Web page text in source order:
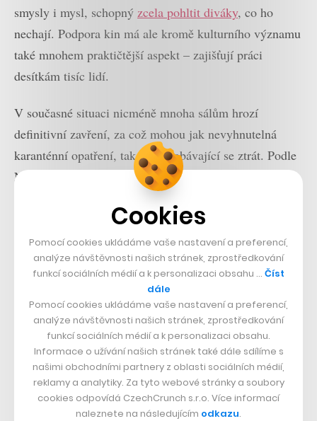
smysly i mysl, schopný zcela pohltit diváky, co ho
nechají. Podpora kin má ale kromě kulturního významu
také mnohem praktičtější aspekt – zajišťují práci
desítkám tisíc lidí.
V současné situaci nicméně mnoha sálům hrozí
definitivní zavření, za což mohou jak nevyhnutelná
karanténní opatření, tak studia obávající se ztrát. Podle
Nolana by se měla více zaměřit na oblasti, kde
uspěl, a místo pouhého vzhlížení k nejisté budoucnosti
nebo streamovacím službám se také pokusit
„přizpůsobovat současné situaci a znovu budovat
filmový byznys“.
Přečtěte si také
Vybírá miliony pro lékaře a
teď je v prestižním výběru
mladých lídrů. Vědec Jan
Lukačevič bude radit šéfovi
NATO
Prozatím jediným studiem, které umělcova slova
Cookies
Pomocí cookies ukládáme vaše nastavení a preferencí,
analýze návštěvnosti našich stránek, zprostředkování
funkcí sociálních médií a k personalizaci obsahu … Číst
dále
Pomocí cookies ukládáme vaše nastavení a preferencí,
analýze návštěvnosti našich stránek, zprostředkování
funkcí sociálních médií a k personalizaci obsahu.
Informace o užívání našich stránek také dále sdílíme s
našimi obchodními partnery z oblasti sociálních médií,
reklamy a analytiky. Za tyto webové stránky a soubory
cookies odpovídá CzechCrunch s.r.o. Více informací
naleznete na následujícím odkazu.